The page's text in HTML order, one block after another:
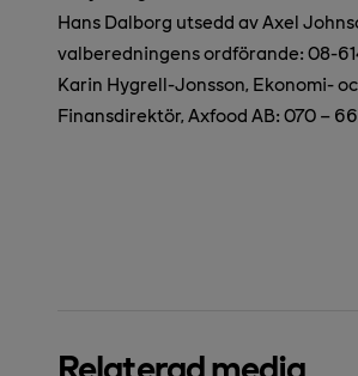
Hans Dalborg utsedd av Axel
valberedningens ordförande: 08-
Karin Hygrell-Jonsson, Ekonomi-
Finansdirektör, Axfood AB: 070 –
Relaterad media